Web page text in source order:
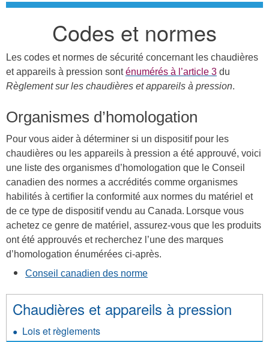
Codes et normes
Les codes et normes de sécurité concernant les chaudières
et appareils à pression sonténumérés à l’article 3 du
Règlement sur les chaudières et appareils à pression.
Organismes d’homologation
Pour vous aider à déterminer si un dispositif pour les
chaudières ou les appareils à pression a été approuvé, voici
une liste des organismes d’homologation que le Conseil
canadien des normes a accrédités comme organismes
habilités à certifier la conformité aux normes du matériel et
de ce type de dispositif vendu au Canada. Lorsque vous
achetez ce genre de matériel, assurez-vous que les produits
ont été approuvés et recherchez l’une des marques
d’homologation énumérées ci-après.
Conseil canadien des norme
Chaudières et appareils à pression
Lois et règlements